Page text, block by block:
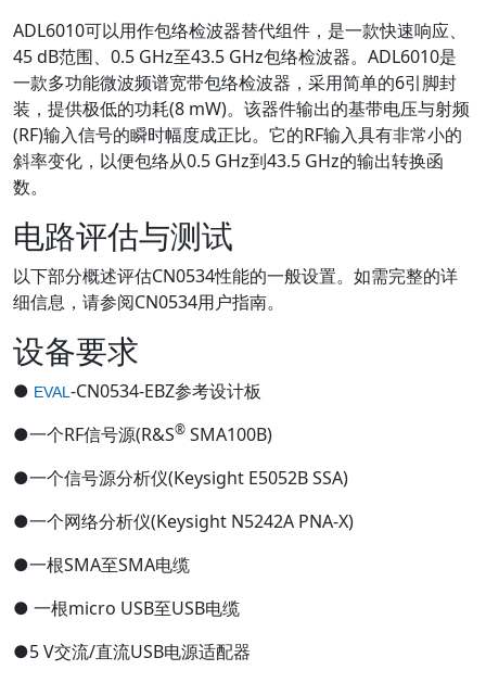
ADL6010可以用作包络检波器替代组件，是一款快速响应、
45 dB范围、0.5 GHz至43.5 GHz包络检波器。ADL6010是
一款多功能微波频谱宽带包络检波器，采用简单的6引脚封
装，提供极低的功耗(8 mW)。该器件输出的基带电压与射频
(RF)输入信号的瞬时幅度成正比。它的RF输入具有非常小的
斜率变化，以便包络从0.5 GHz到43.5 GHz的输出转换函
数。
电路评估与测试
以下部分概述评估CN0534性能的一般设置。如需完整的详
细信息，请参阅CN0534用户指南。
设备要求
● EVAL -CN0534-EBZ参考设计板
●一个RF信号源(R&S® SMA100B)
●一个信号源分析仪(Keysight E5052B SSA)
●一个网络分析仪(Keysight N5242A PNA-X)
●一根SMA至SMA电缆
● 一根micro USB至USB电缆
●5 V交流/直流USB电源适配器